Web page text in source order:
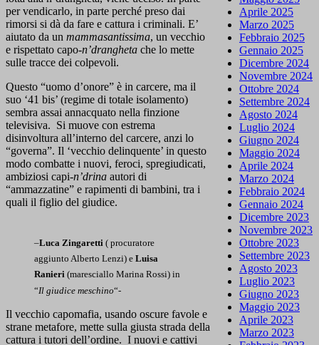
per vendicarlo, in parte perché preso dai
rimorsi si dà da fare e cattura i criminali. E’
aiutato da un mammasantissima, un vecchio
e rispettato capo-n’drangheta che lo mette
sulle tracce dei colpevoli.
Questo “uomo d’onore” è in carcere, ma il
suo ‘41 bis’ (regime di totale isolamento)
sembra assai annacquato nella finzione
televisiva. Si muove con estrema
disinvoltura all’interno del carcere, anzi lo
“governa”. Il ‘vecchio delinquente’ in questo
modo combatte i nuovi, feroci, spregiudicati,
ambiziosi capi-n’drina autori di
“ammazzatine” e rapimenti di bambini, tra i
quali il figlio del giudice.
–Luca Zingaretti ( procuratore
aggiunto Alberto Lenzi) e Luisa
Ranieri (maresciallo Marina Rossi) in
“Il giudice meschino“-
Il vecchio capomafia, usando oscure favole e
strane metafore, mette sulla giusta strada della
cattura i tutori dell’ordine. I nuovi e cattivi
Aprile 2025
Marzo 2025
Febbraio 2025
Gennaio 2025
Dicembre 2024
Novembre 2024
Ottobre 2024
Settembre 2024
Agosto 2024
Luglio 2024
Giugno 2024
Maggio 2024
Aprile 2024
Marzo 2024
Febbraio 2024
Gennaio 2024
Dicembre 2023
Novembre 2023
Ottobre 2023
Settembre 2023
Agosto 2023
Luglio 2023
Giugno 2023
Maggio 2023
Aprile 2023
Marzo 2023